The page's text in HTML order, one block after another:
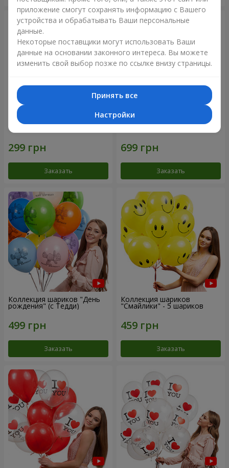
Коллекция шариков
"Веселый День Рождения" -
3 шарика
Заказать
Фонтан шаров “Мир чудес”
Заказать
Коллекция шариков "День
рождения" (с Тедди)
Заказать
Коллекция шариков
"Смайлики" - 5 шариков
Заказать
приложение смогут сохранять информацию с Вашего
устройства и обрабатывать Ваши персональные
данные.
Некоторые поставщики могут использовать Ваши
данные на основании законного интереса. Вы можете
изменить свой выбор позже по ссылке внизу страницы.
Принять все
Настройки